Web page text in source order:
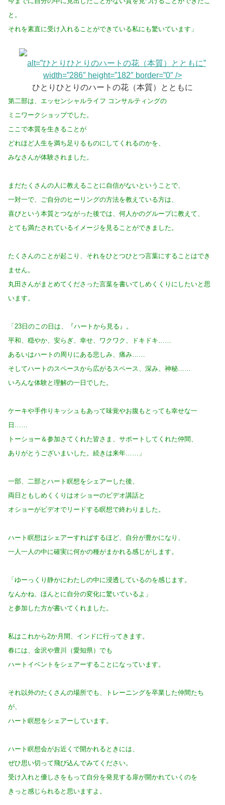
と。
それを素直に受け入れることができている私にも驚いています」
alt=”ひとりひとりのハートの花（本質）とともに”
width=”286″ height=”182″ border=”0″ />
ひとりひとりのハートの花（本質）とともに
第二部は、エッセンシャルライフ コンサルティングの
ミニワークショップでした。
ここで本質を生きることが
どれほど人生を満ち足りるものにしてくれるのかを、
みなさんが体験されました。
まだたくさんの人に教えることに自信がないということで、
一対一で、ご自分のヒーリングの方法を教えている方は、
喜びという本質とつながった後では、何人かのグループに教えて、
とても満たされているイメージを見ることができました。
たくさんのことが起こり、それをひとつひとつ言葉にすることはでき
ません。
丸田さんがまとめてくださった言葉を書いてしめくくりにしたいと思
います。
「23日のこの日は、『ハートから見る』。
平和、穏やか、安らぎ、幸せ、ワクワク、ドキドキ……
あるいはハートの周りにある悲しみ、痛み……
そしてハートのスペースから広がるスペース、深み、神秘……
いろんな体験と理解の一日でした。
ケーキや手作りキッシュもあって味覚やお腹もとっても幸せな一
日……
トーショー＆参加さてくれた皆さま、サポートしてくれた仲間、
ありがとうございまいした。続きは来年……」
一部、二部とハート瞑想をシェアーした後、
両日ともしめくくりはオショーのビデオ講話と
オショーがビデオでリードする瞑想で終わりました。
ハート瞑想はシェアーすればするほど、自分が豊かになり、
一人一人の中に確実に何かの種がまかれる感じがします。
「ゆーっくり静かにわたしの中に浸透しているのを感じます。
なんかね、ほんとに自分の変化に驚いているよ」
と参加した方が書いてくれました。
私はこれから2か月間、インドに行ってきます。
春には、金沢や豊川（愛知県）でも
ハートイベントをシェアーすることになっています。
それ以外のたくさんの場所でも、トレーニングを卒業した仲間たち
が、
ハート瞑想をシェアーしています。
ハート瞑想会がお近くで開かれるときには、
ぜひ思い切って飛び込んでみてください。
受け入れと優しさをもって自分を発見する扉が開かれていくのを
きっと感じられると思いますよ。